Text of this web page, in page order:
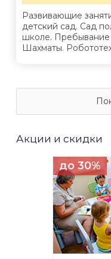
Развивающие
детский сад. Сад
школе. Пребывание
Шахматы.
Акции и скидки
до 30%